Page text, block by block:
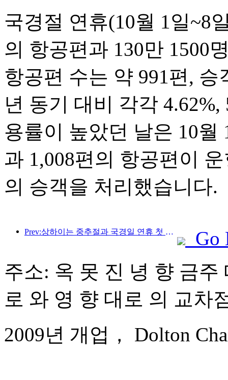
국경절 연휴(10월 1일~8
의 항공편과 130만 1500
항공편 수는 약 991편,
년 동기 대비 각각
용률이 높았던 날은 10월
과 1,008편의 항공편이
의 승객을 처리했습니다.
Prev:상하이는 중추절과 국경일 연휴 첫 4일간 1,511만 명이 넘는 방문객을 맞이했는데, 이는 전년 대비 20% 이상 증가한 수치입니다.
Go
주소: 옥 못 진 녕 향 금
로 와 영 향 대로 의 교차
2009년 개업， Dolton